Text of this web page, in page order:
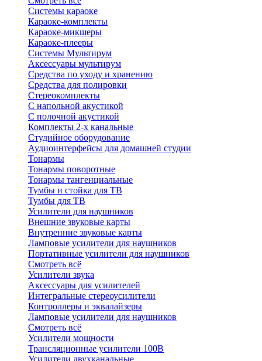
Системы караоке
Караоке-комплекты
Караоке-микшеры
Караоке-плееры
Системы Мультирум
Аксессуары мультирум
Средства по уходу и хранению
Средства для полировки
Стереокомплекты
C напольной акустикой
C полочной акустикой
Комплекты 2-х канальные
Студийное оборудование
Аудиоинтерфейсы для домашней студии
Тонармы
Тонармы поворотные
Тонармы тангенциальные
Тумбы и стойка для ТВ
Тумбы для ТВ
Усилители для наушников
Внешние звуковые карты
Внутренние звуковые карты
Ламповые усилители для наушников
Портативные усилители для наушников
Смотреть всё
Усилители звука
Аксессуары для усилителей
Интегральные стереоусилители
Контроллеры и эквалайзеры
Ламповые усилители для наушников
Смотреть всё
Усилители мощности
Трансляционные усилители 100В
Усилители двухканальные